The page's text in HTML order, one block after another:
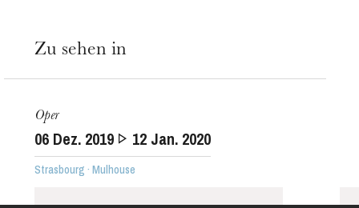
Führungen durch die Oper
Zu sehen in
Oper
06 Dez. 2019 12 Jan. 2020
Strasbourg · Mulhouse